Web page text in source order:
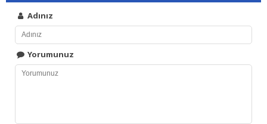
Adınız
Yorumunuz